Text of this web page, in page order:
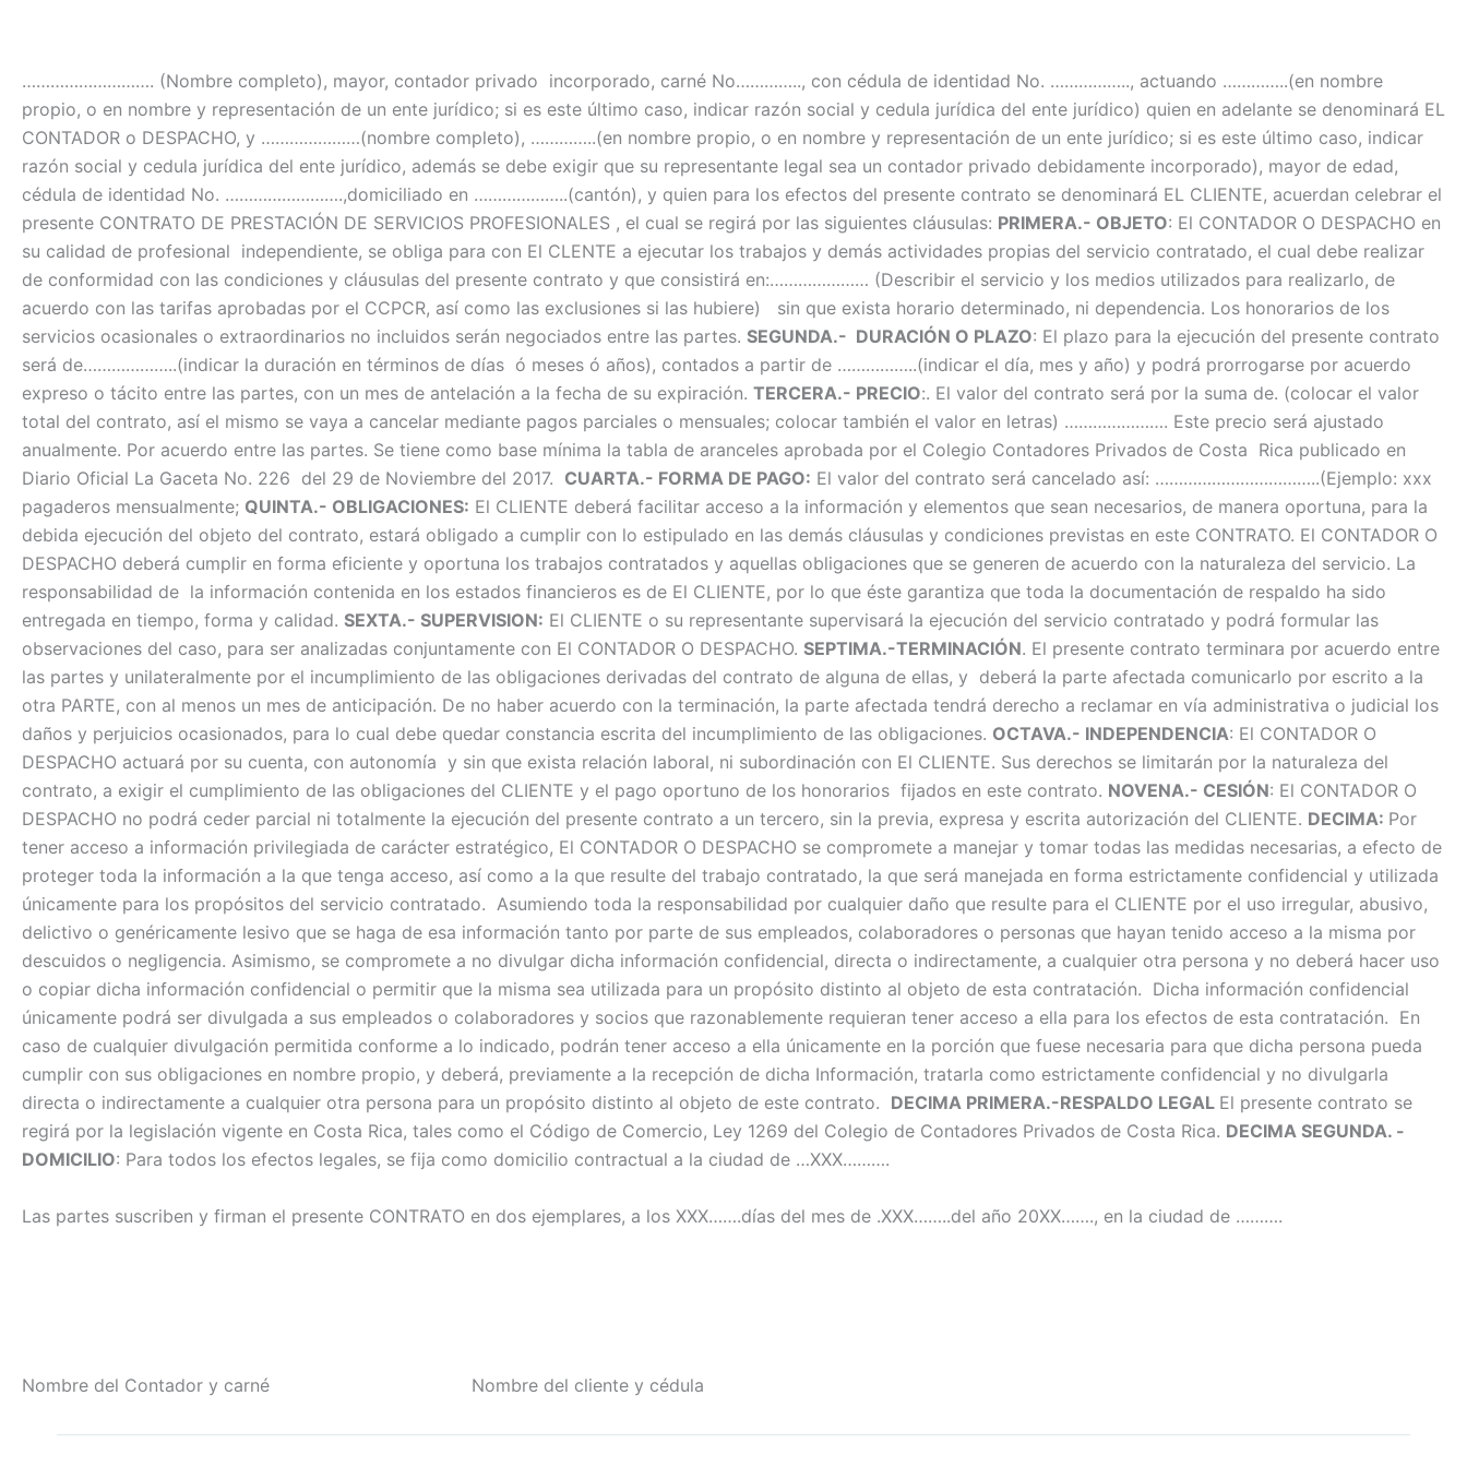
………………………. (Nombre completo), mayor, contador privado incorporado, carné No………….., con cédula de identidad No. …………….., actuando …………..(en nombre
propio, o en nombre y representación de un ente jurídico; si es este último caso, indicar razón social y cedula jurídica del ente jurídico) quien en adelante se denominará EL
CONTADOR o DESPACHO, y …………………(nombre completo), …………..(en nombre propio, o en nombre y representación de un ente jurídico; si es este último caso, indicar
razón social y cedula jurídica del ente jurídico, además se debe exigir que su representante legal sea un contador privado debidamente incorporado), mayor de edad,
cédula de identidad No. …………………….,domiciliado en ………………..(cantón), y quien para los efectos del presente contrato se denominará EL CLIENTE, acuerdan celebrar el
presente CONTRATO DE PRESTACIÓN DE SERVICIOS PROFESIONALES , el cual se regirá por las siguientes cláusulas: PRIMERA.- OBJETO: El CONTADOR O DESPACHO en
su calidad de profesional independiente, se obliga para con El CLENTE a ejecutar los trabajos y demás actividades propias del servicio contratado, el cual debe realizar
de conformidad con las condiciones y cláusulas del presente contrato y que consistirá en:………………… (Describir el servicio y los medios utilizados para realizarlo, de
acuerdo con las tarifas aprobadas por el CCPCR, así como las exclusiones si las hubiere) sin que exista horario determinado, ni dependencia. Los honorarios de los
servicios ocasionales o extraordinarios no incluidos serán negociados entre las partes. SEGUNDA.- DURACIÓN O PLAZO: El plazo para la ejecución del presente contrato
será de………………..(indicar la duración en términos de días ó meses ó años), contados a partir de ……………..(indicar el día, mes y año) y podrá prorrogarse por acuerdo
expreso o tácito entre las partes, con un mes de antelación a la fecha de su expiración. TERCERA.- PRECIO:. El valor del contrato será por la suma de. (colocar el valor
total del contrato, así el mismo se vaya a cancelar mediante pagos parciales o mensuales; colocar también el valor en letras) …………………. Este precio será ajustado
anualmente. Por acuerdo entre las partes. Se tiene como base mínima la tabla de aranceles aprobada por el Colegio Contadores Privados de Costa Rica publicado en
Diario Oficial La Gaceta No. 226 del 29 de Noviembre del 2017. CUARTA.- FORMA DE PAGO: El valor del contrato será cancelado así: ……………………………..(Ejemplo: xxx
pagaderos mensualmente; QUINTA.- OBLIGACIONES: El CLIENTE deberá facilitar acceso a la información y elementos que sean necesarios, de manera oportuna, para la
debida ejecución del objeto del contrato, estará obligado a cumplir con lo estipulado en las demás cláusulas y condiciones previstas en este CONTRATO. El CONTADOR O
DESPACHO deberá cumplir en forma eficiente y oportuna los trabajos contratados y aquellas obligaciones que se generen de acuerdo con la naturaleza del servicio. La
responsabilidad de la información contenida en los estados financieros es de El CLIENTE, por lo que éste garantiza que toda la documentación de respaldo ha sido
entregada en tiempo, forma y calidad. SEXTA.- SUPERVISION: El CLIENTE o su representante supervisará la ejecución del servicio contratado y podrá formular las
observaciones del caso, para ser analizadas conjuntamente con El CONTADOR O DESPACHO. SEPTIMA.-TERMINACIÓN. El presente contrato terminara por acuerdo entre
las partes y unilateralmente por el incumplimiento de las obligaciones derivadas del contrato de alguna de ellas, y deberá la parte afectada comunicarlo por escrito a la
otra PARTE, con al menos un mes de anticipación. De no haber acuerdo con la terminación, la parte afectada tendrá derecho a reclamar en vía administrativa o judicial los
daños y perjuicios ocasionados, para lo cual debe quedar constancia escrita del incumplimiento de las obligaciones. OCTAVA.- INDEPENDENCIA: El CONTADOR O
DESPACHO actuará por su cuenta, con autonomía y sin que exista relación laboral, ni subordinación con El CLIENTE. Sus derechos se limitarán por la naturaleza del
contrato, a exigir el cumplimiento de las obligaciones del CLIENTE y el pago oportuno de los honorarios fijados en este contrato. NOVENA.- CESIÓN: El CONTADOR O
DESPACHO no podrá ceder parcial ni totalmente la ejecución del presente contrato a un tercero, sin la previa, expresa y escrita autorización del CLIENTE. DECIMA: Por
tener acceso a información privilegiada de carácter estratégico, El CONTADOR O DESPACHO se compromete a manejar y tomar todas las medidas necesarias, a efecto de
proteger toda la información a la que tenga acceso, así como a la que resulte del trabajo contratado, la que será manejada en forma estrictamente confidencial y utilizada
únicamente para los propósitos del servicio contratado. Asumiendo toda la responsabilidad por cualquier daño que resulte para el CLIENTE por el uso irregular, abusivo,
delictivo o genéricamente lesivo que se haga de esa información tanto por parte de sus empleados, colaboradores o personas que hayan tenido acceso a la misma por
descuidos o negligencia. Asimismo, se compromete a no divulgar dicha información confidencial, directa o indirectamente, a cualquier otra persona y no deberá hacer uso
o copiar dicha información confidencial o permitir que la misma sea utilizada para un propósito distinto al objeto de esta contratación. Dicha información confidencial
únicamente podrá ser divulgada a sus empleados o colaboradores y socios que razonablemente requieran tener acceso a ella para los efectos de esta contratación. En
caso de cualquier divulgación permitida conforme a lo indicado, podrán tener acceso a ella únicamente en la porción que fuese necesaria para que dicha persona pueda
cumplir con sus obligaciones en nombre propio, y deberá, previamente a la recepción de dicha Información, tratarla como estrictamente confidencial y no divulgarla
directa o indirectamente a cualquier otra persona para un propósito distinto al objeto de este contrato. DECIMA PRIMERA.-RESPALDO LEGAL El presente contrato se
regirá por la legislación vigente en Costa Rica, tales como el Código de Comercio, Ley 1269 del Colegio de Contadores Privados de Costa Rica. DECIMA SEGUNDA. -
DOMICILIO: Para todos los efectos legales, se fija como domicilio contractual a la ciudad de …XXX……….
Las partes suscriben y firman el presente CONTRATO en dos ejemplares, a los XXX…….días del mes de .XXX……..del año 20XX……., en la ciudad de ……….
Nombre del Contador y carné Nombre del cliente y cédula